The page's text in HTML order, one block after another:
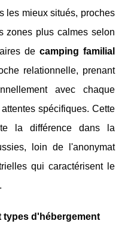
les mieux situés, proches
zones plus calmes selon
de camping familial
relationnelle, prenant
avec chaque
spécifiques. Cette
la différence dans la
loin de l'anonymat
qui caractérisent le
types d'hébergement